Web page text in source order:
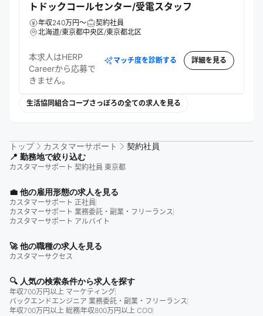
トドックコールセンター/受電スタッフ
年収240万円～
契約社員
北海道/東京都中央区/東京都北区
本求人はHERP
Careerから応募で
きません。
マッチ度を診断する 詳細を見る
生活協同組合コープさっぽろの全ての求人を見る
トップ カスタマーサポート
契約社員
📍 勤務地で絞り込む
カスタマーサポート 契約社員 東京都
💼 他の雇用形態の求人を見る
カスタマーサポート 正社員
カスタマーサポート 業務委託・副業・フリーランス
カスタマーサポート アルバイト
🚀 他の職種の求人を見る
カスタマーサクセス
🔍 人気の検索条件から求人を探す
年収700万円以上 マーケティング
バックエンドエンジニア 業務委託・副業・フリーランス
年収700万円以上 総務年収800万円以上 COO